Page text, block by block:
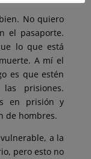
No quiero
el pasaporte.
lo que está
A mí el
es que estén
prisiones.
en prisión y
de hombres.
a la
pero esto no